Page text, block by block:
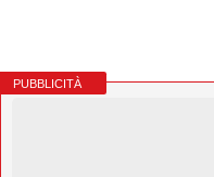
PUBBLICITÀ